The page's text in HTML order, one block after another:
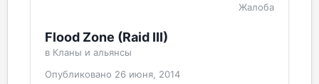
Жалоба
Flood Zone (Raid III)
в Кланы и альянсы
Опубликовано 26 июня, 2014